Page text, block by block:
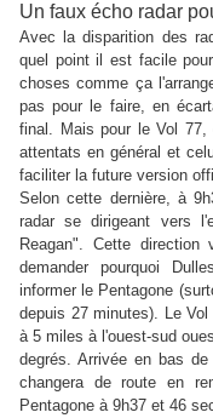
Un faux écho radar
Avec la disparition des
quel point il est facile
choses comme ça
pas pour le faire, en
final. Mais pour le Vol
attentats en général et
faciliter la future version
Selon cette dernière, à
radar se dirigeant vers
Reagan". Cette
demander pourquoi
informer le Pentagone
depuis 27 minutes). Le
à 5 miles à l'ouest-sud
degrés. Arrivée en bas
changera de route en
Pentagone à 9h37 et 46